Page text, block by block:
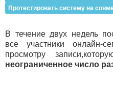
Протестировать систему на
В течение двух недель
все участники онлайн-
просмотру
неограниченное число